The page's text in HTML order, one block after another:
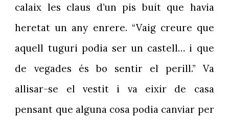
calaix les claus d’un pis buit que havia
heretat un any enrere. “Vaig creure que
aquell tuguri podia ser un castell… i que
de vegades és bo sentir el perill.” Va
allisar-se el vestit i va eixir de casa
pensant que alguna cosa podia canviar per